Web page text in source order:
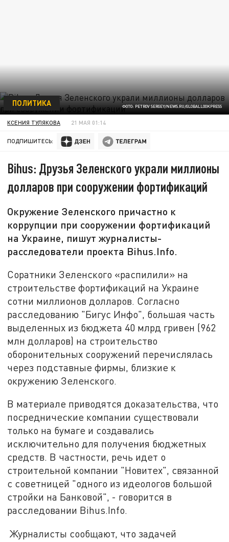
ФОТО: PETROV SERGEY/NEWS.RU/GLOBALLOOKPRESS
ПОЛИТИКА
КСЕНИЯ ТУЛЯКОВА 21 МАЯ 01:14
ПОДПИШИТЕСЬ:
Bihus: Друзья Зеленского украли миллионы
долларов при сооружении фортификаций
Окружение Зеленского причастно к
коррупции при сооружении фортификаций
на Украине, пишут журналисты-
расследователи проекта Bihus.Info.
Соратники Зеленского «распилили» на
строительстве фортификаций на Украине
сотни миллионов долларов. Согласно
расследованию "Бигус Инфо", большая часть
выделенных из бюджета 40 млрд гривен (962
млн долларов) на строительство
оборонительных сооружений перечислялась
через подставные фирмы, близкие к
окружению Зеленского.
В материале приводятся доказательства, что
посреднические компании существовали
только на бумаге и создавались
исключительно для получения бюджетных
средств. В частности, речь идет о
строительной компании "Новитех", связанной
с советницей "одного из идеологов большой
стройки на Банковой", - говорится в
расследовании Bihus.Info.
Журналисты сообщают, что задачей